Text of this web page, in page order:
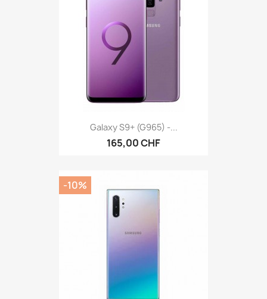
Galaxy S9+ (G965) -...
165,00 CHF
-10%